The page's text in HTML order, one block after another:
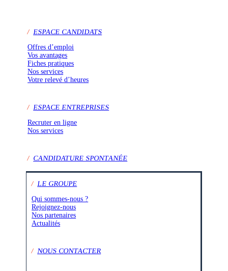
/ ESPACE CANDIDATS
Offres d’emploi
Vos avantages
Fiches pratiques
Nos services
Votre relevé d’heures
/ ESPACE ENTREPRISES
Recruter en ligne
Nos services
/ CANDIDATURE SPONTANÉE
/ LE GROUPE
Qui sommes-nous ?
Rejoignez-nous
Nos partenaires
Actualités
/NOUS CONTACTER